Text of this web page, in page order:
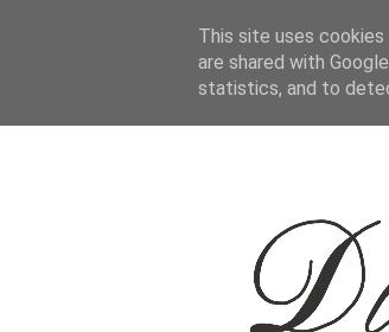
This site uses
are shared with
statistics, and to